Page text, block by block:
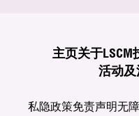
主页关于LSCM
活动及
私隐政策免责声明无